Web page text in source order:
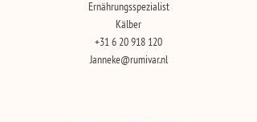
Ernährungsspezialist
Kälber
+31 6 20 918 120
Janneke@rumivar.nl